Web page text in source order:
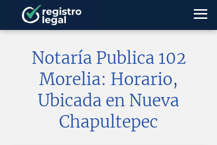
Notaría Publica 102
Morelia: Horario,
Ubicada en Nueva
Chapultepec